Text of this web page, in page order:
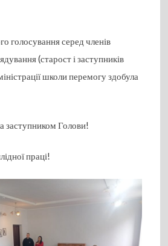
голосування серед членів
(старост і заступників
школи перемогу здобула
заступником Голови!
праці!